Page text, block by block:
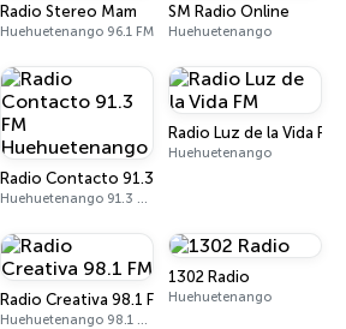
Radio Stereo Mam
Huehuetenango 96.1 FM
SM Radio Online
Huehuetenango
Radio Contacto 91.3 FM Huehuetenango
Huehuetenango 91.3 FM
Radio Luz de la Vida FM
Huehuetenango
Radio Creativa 98.1 FM
Huehuetenango 98.1 FM
1302 Radio
Huehuetenango